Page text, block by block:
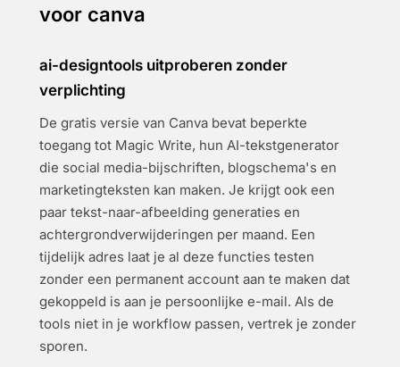
voor canva
ai-designtools uitproberen zonder
verplichting
De gratis versie van Canva bevat beperkte
toegang tot Magic Write, hun AI-tekstgenerator
die social media-bijschriften, blogschema's en
marketingteksten kan maken. Je krijgt ook een
paar tekst-naar-afbeelding generaties en
achtergrondverwijderingen per maand. Een
tijdelijk adres laat je al deze functies testen
zonder een permanent account aan te maken dat
gekoppeld is aan je persoonlijke e-mail. Als de
tools niet in je workflow passen, vertrek je zonder
sporen.